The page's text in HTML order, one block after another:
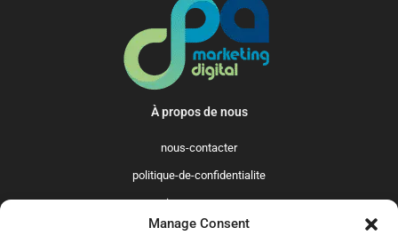
Manage Consent
À propos de nous
nous-contacter
politique-de-confidentialite
qui-sommes-nous